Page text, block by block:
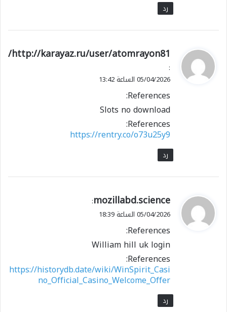
رد
ي
و
http://karayaz.ru/user/atomrayon81/
:
05/04/2026 الساعة 13:42
References:
Slots no download
References:
https://rentry.co/o73u25y9
رد
ي
ق
ل
mozillabd.science
:
05/04/2026 الساعة 18:39
References:
William hill uk login
References:
https://historydb.date/wiki/WinSpirit_Casi
no_Official_Casino_Welcome_Offer
رد